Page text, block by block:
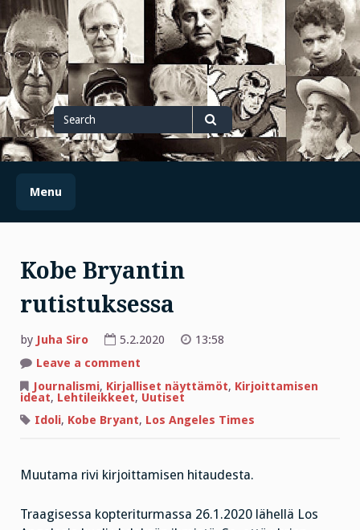
Skip
to
content
Search
for
Search
Menu
Kobe Bryantin
rutistuksessa
by Juha Siro 5.2.2020
13:58
Leave a comment
Bryantin
rutistuksessa
Journalismi, Kirjalliset näyttämöt, Kirjoittamisen
ideat, Lehtileikkeet, Uutiset
Idoli, Kobe Bryant, Los Angeles Times
Muutama rivi kirjoittamisen hitaudesta.
Traagisessa kopteriturmassa 26.1.2020 lähellä Los